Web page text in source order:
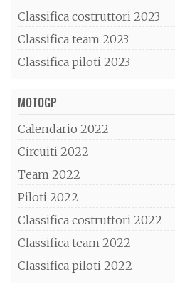
Classifica costruttori 2023
Classifica team 2023
Classifica piloti 2023
MOTOGP
Calendario 2022
Circuiti 2022
Team 2022
Piloti 2022
Classifica costruttori 2022
Classifica team 2022
Classifica piloti 2022